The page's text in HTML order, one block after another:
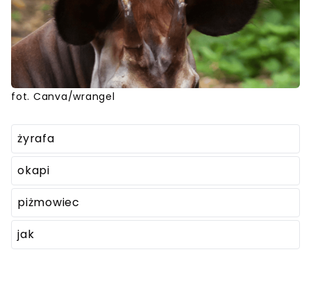
fot. Canva/wrangel
żyrafa
okapi
piżmowiec
jak